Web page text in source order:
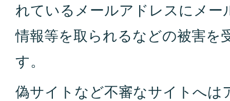
れているメールアドレスにメー
情報等を取られるなどの被害を
す。
偽サイトなど不審なサイトへは